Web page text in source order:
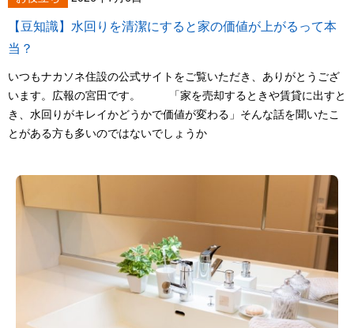
【豆知識】水回りを清潔にすると家の価値が上がるって本
当？
いつもナカソネ住設の公式サイトをご覧いただき、ありがとうござ
います。広報の宮田です。 「家を売却するときや賃貸に出すと
き、水回りがキレイかどうかで価値が変わる」そんな話を聞いたこ
とがある方も多いのではないでしょうか